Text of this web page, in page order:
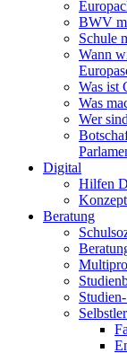
BWV
Schule
Wann
Was ist
Was
Wer
Digital
Hilfen
Beratung